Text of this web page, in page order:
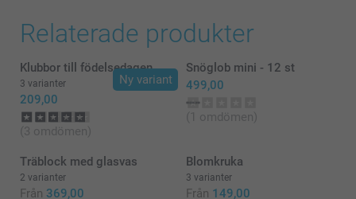
Relaterade produkter
Ny variant
Klubbor till födelsedagen
3 varianter
209,00
(3 omdömen)
Snöglob mini - 12 st
499,00
(1 omdömen)
Träblock med glasvas
2 varianter
Från 369,00
Blomkruka
3 varianter
Från 149,00